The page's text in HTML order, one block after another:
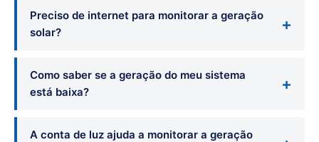
Preciso de internet para monitorar a geração
solar?
Como saber se a geração do meu sistema
está baixa?
A conta de luz ajuda a monitorar a geração